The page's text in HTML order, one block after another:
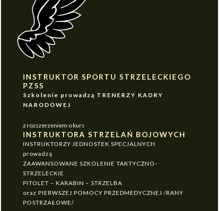
INSTRUKTOR SPORTU STRZELECKIEGO
PZSS
Szkolenie prowadzą TRENERZY KADRY
NARODOWEJ
z rozszerzeniem o kurs
INSTRUKTORA STRZELAŃ BOJOWYCH
INSTRUKTORZY JEDNOSTEK SPECJALNYCH
prowadzą
ZAAWANSOWANE SZKOLENIE TAKTYCZNO-
STRZELECKIE
PITOLET – KARABIN – STRZELBA
oraz PIERWSZEJ POMOCY PRZEDMEDYCZNEJ /RANY
POSTRZAŁOWE/